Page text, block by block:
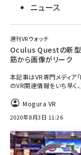
ニュース
週刊VRウォッチ
Oculus Questの新型
筋から画像がリーク
本記事はVR専門メディア
のVR関連情報をいち早く、
Mogura VR
2020年8月3日 11:26